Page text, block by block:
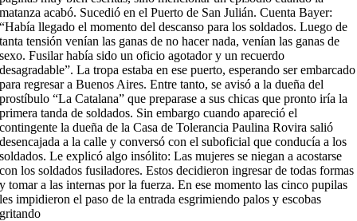
matanza acabó. Sucedió en el Puerto de San Julián. Cuenta Bayer:
“Había llegado el momento del descanso para los soldados. Luego de
tanta tensión venían las ganas de no hacer nada, venían las ganas de
sexo. Fusilar había sido un oficio agotador y un recuerdo
desagradable”. La tropa estaba en ese puerto, esperando ser embarcado
para regresar a Buenos Aires. Entre tanto, se avisó a la dueña del
prostíbulo “La Catalana” que preparase a sus chicas que pronto iría la
primera tanda de soldados. Sin embargo cuando apareció el
contingente la dueña de la Casa de Tolerancia Paulina Rovira salió
desencajada a la calle y conversó con el suboficial que conducía a los
soldados. Le explicó algo insólito: Las mujeres se niegan a acostarse
con los soldados fusiladores. Estos decidieron ingresar de todas formas
y tomar a las internas por la fuerza. En ese momento las cinco pupilas
les impidieron el paso de la entrada esgrimiendo palos y escobas
gritando